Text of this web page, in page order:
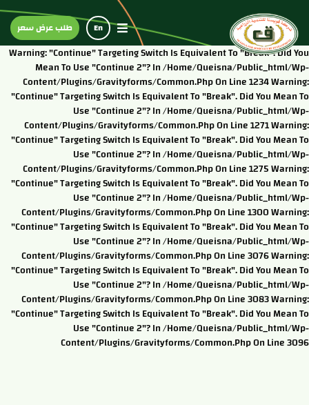
Warning: "continue" Targeting Switch Is Equivalent To "break". Did You
Mean To Use "continue 2"? In /home/queisna/public_html/wp-
Content/plugins/gravityforms/common.php On Line 1234 Warning:
"continue" Targeting Switch Is Equivalent To "break". Did You Mean To
Use "continue 2"? In /home/queisna/public_html/wp-
Content/plugins/gravityforms/common.php On Line 1271 Warning:
"continue" Targeting Switch Is Equivalent To "break". Did You Mean To
Use "continue 2"? In /home/queisna/public_html/wp-
Content/plugins/gravityforms/common.php On Line 1275 Warning:
"continue" Targeting Switch Is Equivalent To "break". Did You Mean To
Use "continue 2"? In /home/queisna/public_html/wp-
Content/plugins/gravityforms/common.php On Line 1300 Warning:
"continue" Targeting Switch Is Equivalent To "break". Did You Mean To
Use "continue 2"? In /home/queisna/public_html/wp-
Content/plugins/gravityforms/common.php On Line 3076 Warning:
"continue" Targeting Switch Is Equivalent To "break". Did You Mean To
Use "continue 2"? In /home/queisna/public_html/wp-
Content/plugins/gravityforms/common.php On Line 3083 Warning:
"continue" Targeting Switch Is Equivalent To "break". Did You Mean To
Use "continue 2"? In /home/queisna/public_html/wp-
Content/plugins/gravityforms/common.php On Line 3096
En طلب عرض سعر